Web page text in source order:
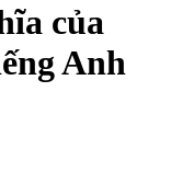
của
Anh